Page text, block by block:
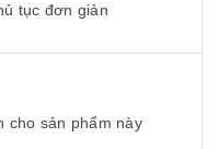
tục đơn giản
cho sản phẩm này